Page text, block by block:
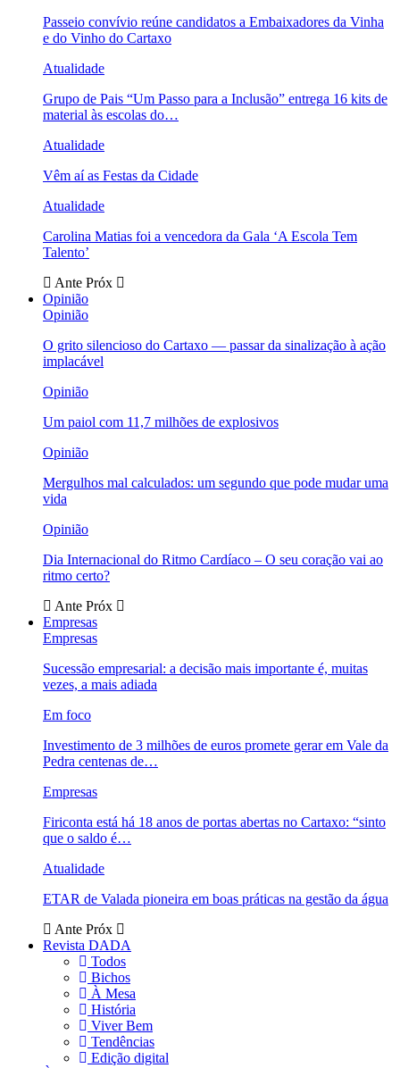
Passeio convívio reúne candidatos a Embaixadores da Vinha
e do Vinho do Cartaxo
Atualidade
Grupo de Pais “Um Passo para a Inclusão” entrega 16 kits de
material às escolas do…
Atualidade
Vêm aí as Festas da Cidade
Atualidade
Carolina Matias foi a vencedora da Gala ‘A Escola Tem
Talento’
Ante Próx
Opinião
Opinião
O grito silencioso do Cartaxo — passar da sinalização à ação
implacável
Opinião
Um paiol com 11,7 milhões de explosivos
Opinião
Mergulhos mal calculados: um segundo que pode mudar uma
vida
Opinião
Dia Internacional do Ritmo Cardíaco – O seu coração vai ao
ritmo certo?
Ante Próx
Empresas
Empresas
Sucessão empresarial: a decisão mais importante é, muitas
vezes, a mais adiada
Em foco
Investimento de 3 milhões de euros promete gerar em Vale da
Pedra centenas de…
Empresas
Firiconta está há 18 anos de portas abertas no Cartaxo: “sinto
que o saldo é…
Atualidade
ETAR de Valada pioneira em boas práticas na gestão da água
Ante Próx
Revista DADA
Todos
Bichos
À Mesa
História
Viver Bem
Tendências
Edição digital